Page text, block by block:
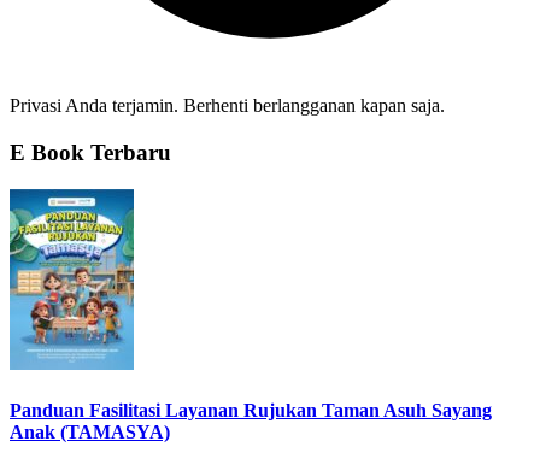
Privasi Anda terjamin. Berhenti berlangganan kapan saja.
E Book Terbaru
Panduan Fasilitasi Layanan Rujukan Taman Asuh Sayang
Anak (TAMASYA)